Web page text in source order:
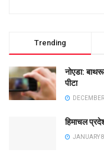
Trending
नोएडा:
पीटा
हिमाचल
JANUARY